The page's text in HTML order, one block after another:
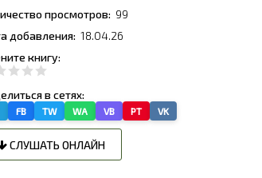
просмотров: 99
добавления: 18.04.26
книгу:
в сетях:
FB TW WA VB PT VK
СЛУШАТЬ ОНЛАЙН